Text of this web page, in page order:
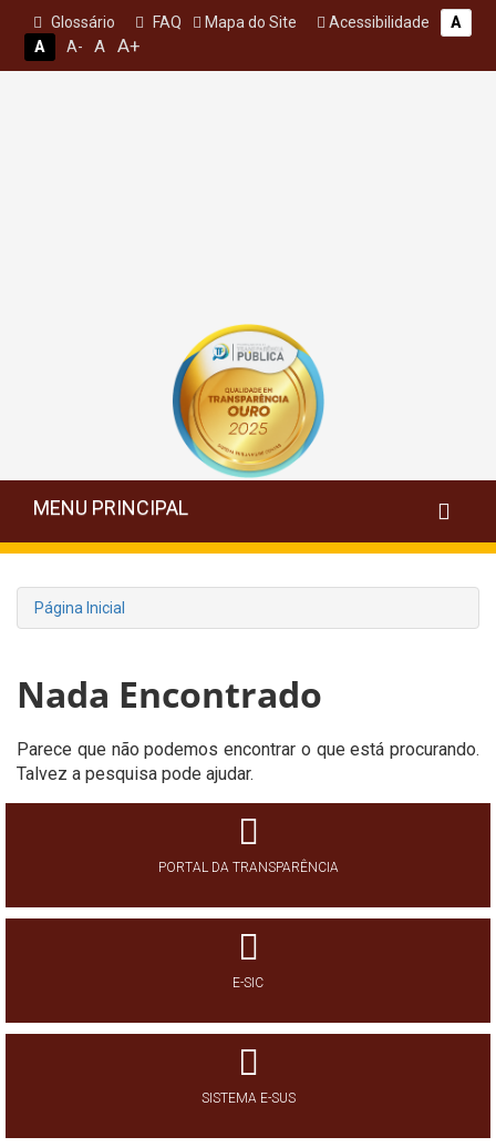
Glossário FAQ Mapa do Site Acessibilidade
A
A
A- A A+
MENU PRINCIPAL
Página Inicial
Nada Encontrado
Parece que não podemos encontrar o que está procurando.
Talvez a pesquisa pode ajudar.
PORTAL DA TRANSPARÊNCIA
E-SIC
SISTEMA E-SUS